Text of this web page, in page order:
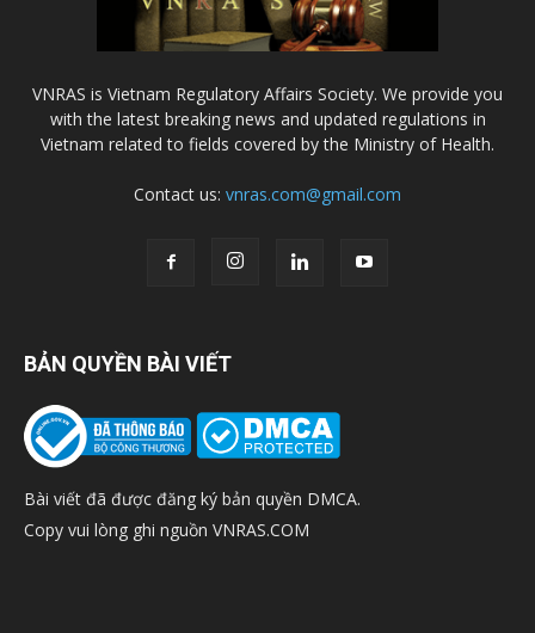
VNRAS is Vietnam Regulatory Affairs Society. We provide you
with the latest breaking news and updated regulations in
Vietnam related to fields covered by the Ministry of Health.
Contact us: vnras.com@gmail.com
BẢN QUYỀN BÀI VIẾT
Bài viết đã được đăng ký bản quyền DMCA.
Copy vui lòng ghi nguồn VNRAS.COM